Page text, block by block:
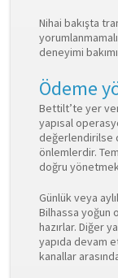
Nihai bakışta
deneyimi
Ödeme
Bettilt’te yer
yapısal
değerlendirilse
önlemlerdir.
doğru
Günlük veya
Bilhassa yoğun
hazırlar. Diğer
yapıda devam
kanallar